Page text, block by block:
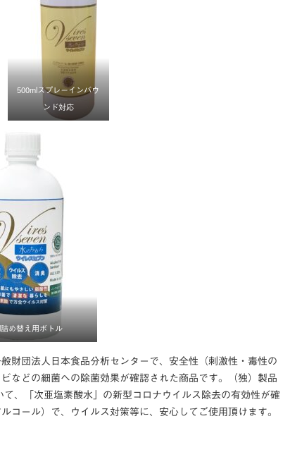
500mlスプレーインバウ
ンド対応
め替え用ボトル
財団法人日本食品分析センターで、安全性（刺激性・毒性の
などの細菌への除菌効果が確認された商品です。（独）製品
、「次亜塩素酸水」の新型コロナウイルス除去の有効性が確
コール）で、ウイルス対策等に、安心してご使用頂けます。